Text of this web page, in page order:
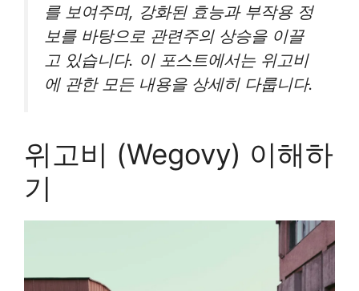
를 보여주며, 강화된 효능과 부작용 정
보를 바탕으로 관련주의 상승을 이끌
고 있습니다. 이 포스트에서는 위고비
에 관한 모든 내용을 상세히 다룹니다.
위고비 (Wegovy) 이해하
기